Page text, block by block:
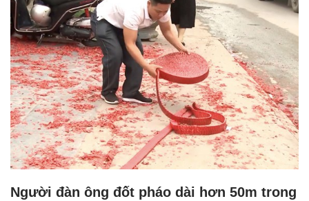
Người đàn ông đốt pháo dài hơn 50m trong